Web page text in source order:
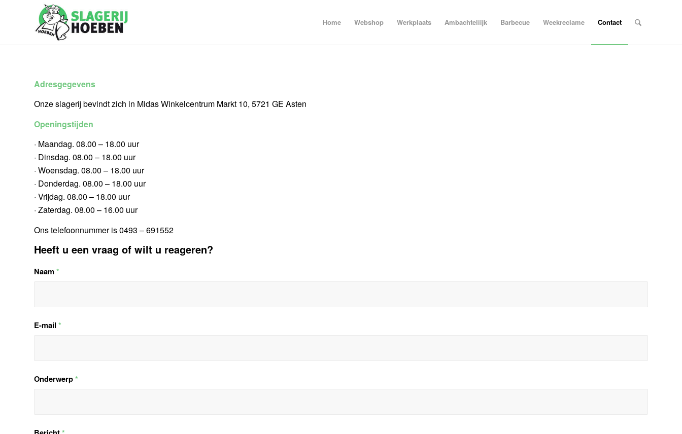
Home Webshop Werkplaats Ambachteliijk Barbecue Weekreclame Contact
Adresgegevens
Onze slagerij bevindt zich in Midas Winkelcentrum Markt 10, 5721 GE Asten
Openingstijden
· Maandag. 08.00 – 18.00 uur
· Dinsdag. 08.00 – 18.00 uur
· Woensdag. 08.00 – 18.00 uur
· Donderdag. 08.00 – 18.00 uur
· Vrijdag. 08.00 – 18.00 uur
· Zaterdag. 08.00 – 16.00 uur
Ons telefoonnummer is 0493 – 691552
Heeft u een vraag of wilt u reageren?
Naam*
E-mail *
Onderwerp*